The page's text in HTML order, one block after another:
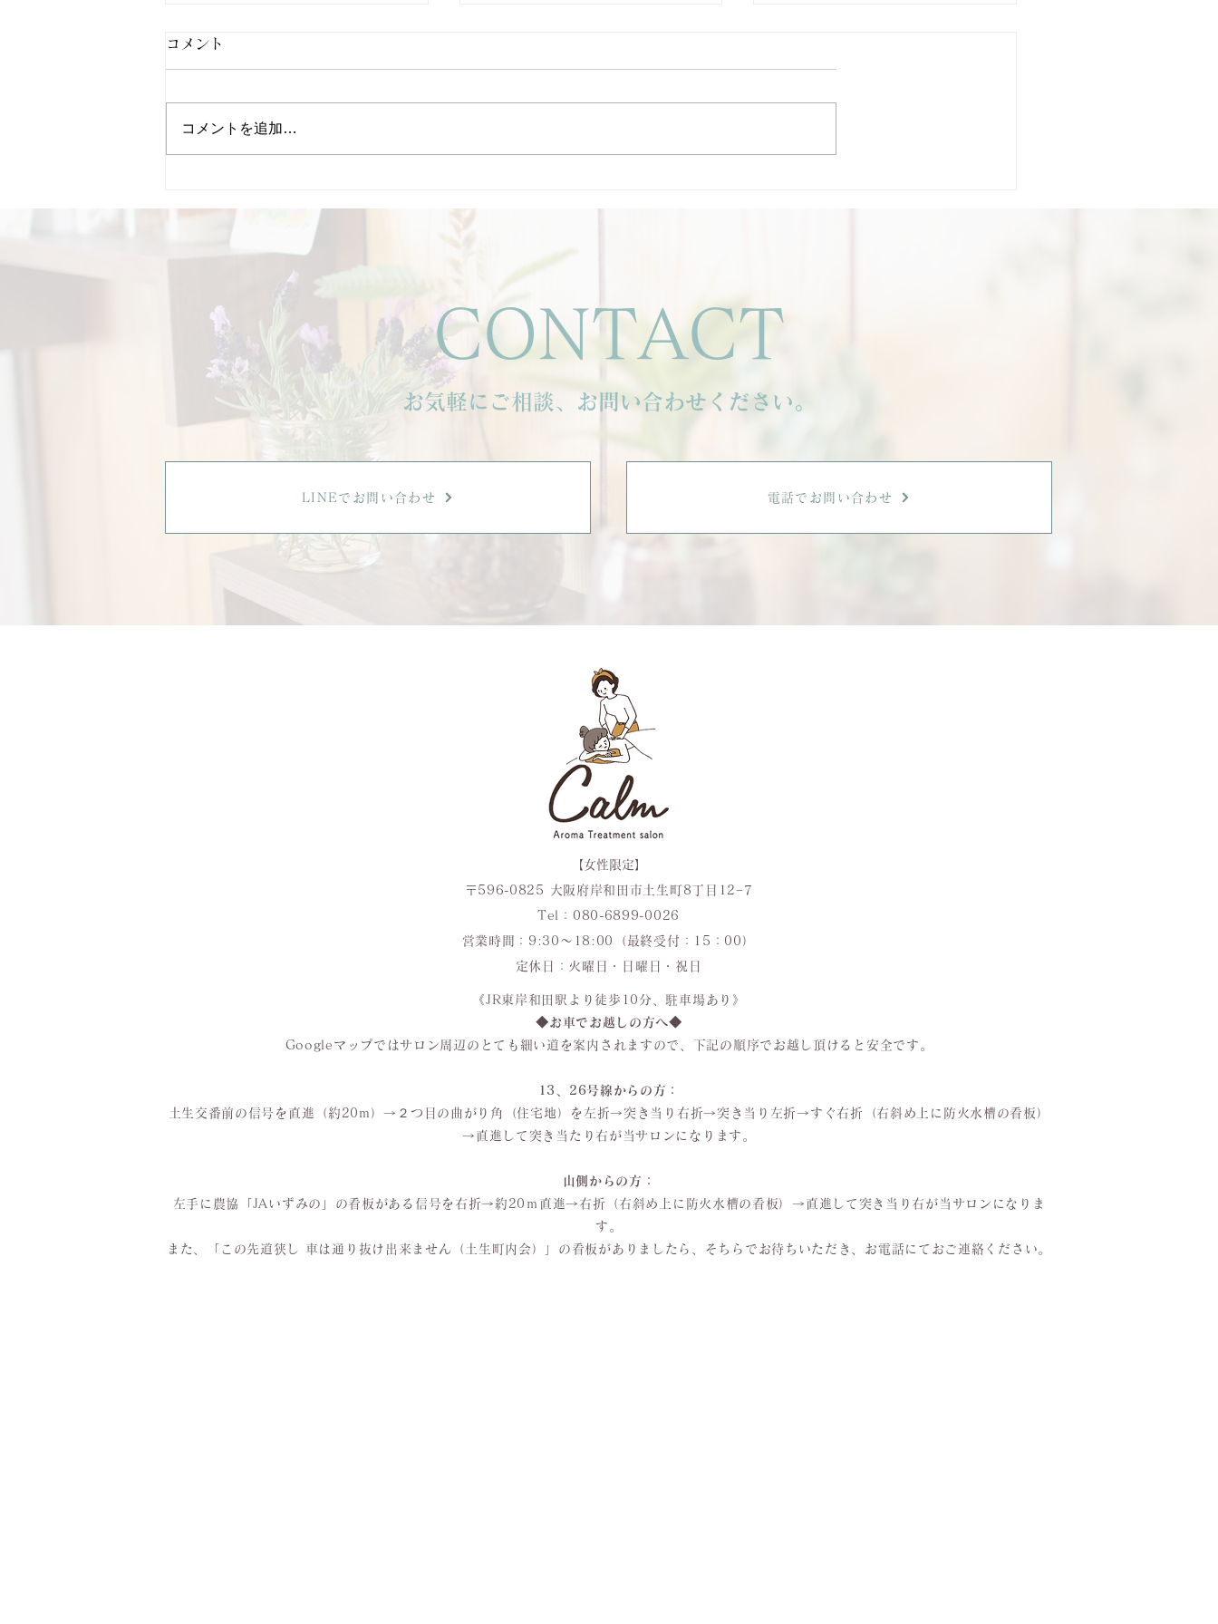
大手のエステでは得られない
このホッコリ感
ました。 「今日もありがとうご
ざいました。 「施術しながら私
きます。 烏滸がましくない見返
りを求めないエステ。 お客様を
整えながら自分も整うエステ。
日々の悩みがあるからこそお客様
の悩みも分かり合える、お互い同
じ目線のエステ。 大手のエステ
では得られないこのホッコリ感は
ここから来ているんだな、と思い
ました。」
コメント
コメントを追加…
CONTACT
お気軽にご相談、お問い合わせください。
LINEでお問い合わせ 電話でお問い合わせ
【女性限定】
〒596-0825 大阪府岸和田市土生町8丁目12−7
Tel： 080-6899-0026
営業時間：9:30〜18:00（最終受付：15：00）
定休日：火曜日・日曜日・祝日
《JR東岸和田駅より徒歩10分、駐車場あり》
◆お車でお越しの方へ◆
Googleマップではサロン周辺のとても細い道を案内されますので、下記の順序でお越し頂けると安全です。
13、26号線からの方：
土生交番前の信号を直進（約20m）→２つ目の曲がり角（住宅地）を左折→突き当り右折→突き当り左折→すぐ右折（右斜め上に防火水槽の看板）
→直進して突き当たり右が当サロンになります。
山側からの方：
左手に農協「JAいずみの」の看板がある信号を右折→約20ｍ直進→右折（右斜め上に防火水槽の看板）→直進して突き当り右が当サロンになりま
す。
また、「この先道狭し 車は通り抜け出来ません（土生町内会）」の看板がありましたら、そちらでお待ちいただき、お電話にておご連絡ください。